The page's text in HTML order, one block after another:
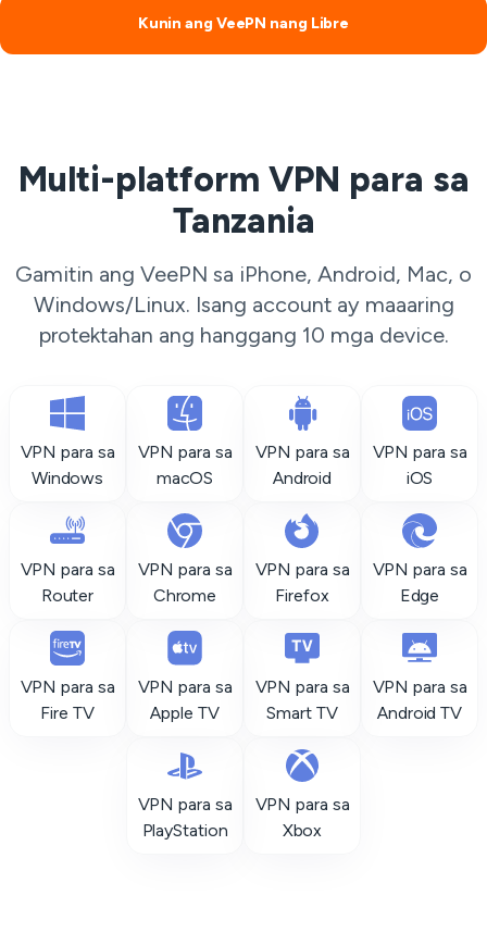
Kunin ang VeePN nang Libre
Multi-platform VPN para sa
Tanzania
Gamitin ang VeePN sa iPhone, Android, Mac, o
Windows/Linux. Isang account ay maaaring
protektahan ang hanggang 10 mga device.
VPN para sa
Windows
VPN para sa
macOS
VPN para sa
Android
VPN para sa
iOS
VPN para sa
Router
VPN para sa
Chrome
VPN para sa
Firefox
VPN para sa
Edge
VPN para sa
Fire TV
VPN para sa
Apple TV
VPN para sa
Smart TV
VPN para sa
Android TV
VPN para sa
PlayStation
VPN para sa
Xbox